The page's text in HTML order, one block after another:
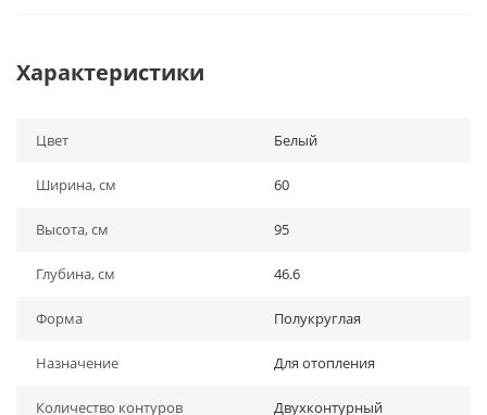
Характеристики
Цвет Белый
Ширина, см 60
Высота, см 95
Глубина, см 46.6
Форма Полукруглая
Назначение Для отопления
Количество контуров Двухконтурный